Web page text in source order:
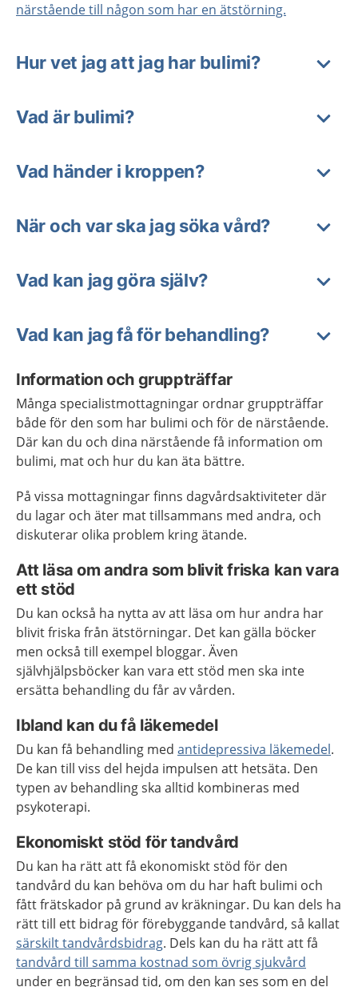
närstående till någon som har en ätstörning.
Hur vet jag att jag har bulimi?
Vad är bulimi?
Vad händer i kroppen?
När och var ska jag söka vård?
Vad kan jag göra själv?
Vad kan jag få för behandling?
Information och gruppträffar
Många specialistmottagningar ordnar gruppträffar
både för den som har bulimi och för de närstående.
Där kan du och dina närstående få information om
bulimi, mat och hur du kan äta bättre.
På vissa mottagningar finns dagvårdsaktiviteter där
du lagar och äter mat tillsammans med andra, och
diskuterar olika problem kring ätande.
Att läsa om andra som blivit friska kan vara
ett stöd
Du kan också ha nytta av att läsa om hur andra har
blivit friska från ätstörningar. Det kan gälla böcker
men också till exempel bloggar. Även
självhjälpsböcker kan vara ett stöd men ska inte
ersätta behandling du får av vården.
Ibland kan du få läkemedel
Du kan få behandling med antidepressiva läkemedel.
De kan till viss del hejda impulsen att hetsäta. Den
typen av behandling ska alltid kombineras med
psykoterapi.
Ekonomiskt stöd för tandvård
Du kan ha rätt att få ekonomiskt stöd för den
tandvård du kan behöva om du har haft bulimi och
fått frätskador på grund av kräkningar. Du kan dels ha
rätt till ett bidrag för förebyggande tandvård, så kallat
särskilt tandvårdsbidrag. Dels kan du ha rätt att få
tandvård till samma kostnad som övrig sjukvård
under en begränsad tid, om den kan ses som en del